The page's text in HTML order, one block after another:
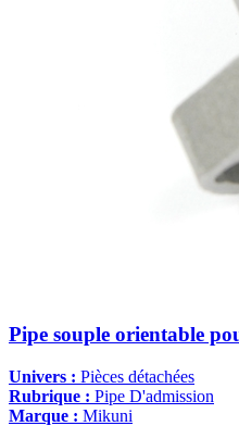
Pipe souple orientable
Univers : Pièces détachées
Rubrique : Pipe D'admission
Marque : Mikuni